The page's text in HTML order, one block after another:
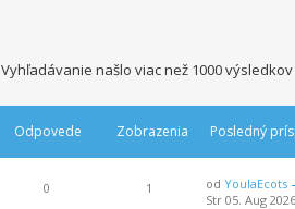
Vyhľadávanie našlo viac než 1000 výsledkov
Odpovede Zobrazenia Posledný
0 1 odYoulaEcots
Str 05. Aug